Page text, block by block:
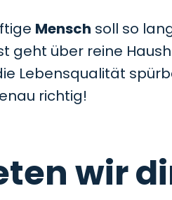
Mensch soll so
geht über reine
Lebensqualität
richtig!
wir